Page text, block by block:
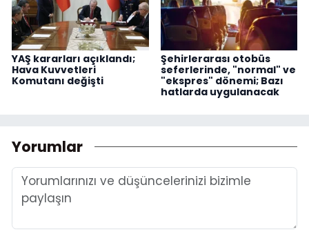
YAŞ kararları açıklandı;
Hava Kuvvetleri
Komutanı değişti
Şehirlerarası otobüs
seferlerinde, "normal" ve
"ekspres" dönemi; Bazı
hatlarda uygulanacak
Yorumlar